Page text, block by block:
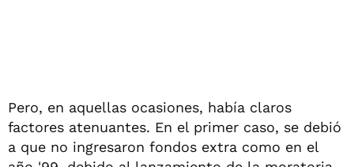
Pero, en aquellas ocasiones, había claros
factores atenuantes. En el primer caso, se debió
a que no ingresaron fondos extra como en el